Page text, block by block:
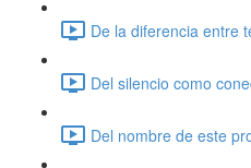
De la diferencia entre
Del silencio como
Del nombre de este